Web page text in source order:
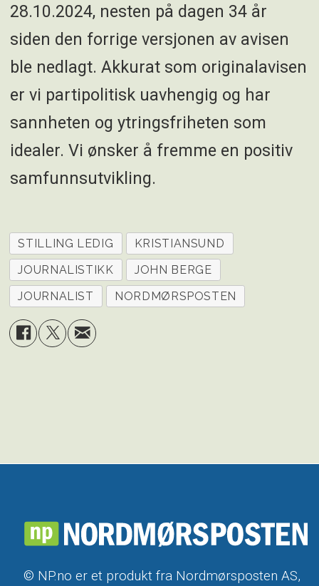
28.10.2024, nesten på dagen 34 år
siden den forrige versjonen av avisen
ble nedlagt. Akkurat som originalavisen
er vi partipolitisk uavhengig og har
sannheten og ytringsfriheten som
idealer. Vi ønsker å fremme en positiv
samfunnsutvikling.
STILLING LEDIG
KRISTIANSUND
JOURNALISTIKK
JOHN BERGE
JOURNALIST
NORDMØRSPOSTEN
© NP.no er et produkt fra Nordmørsposten AS,